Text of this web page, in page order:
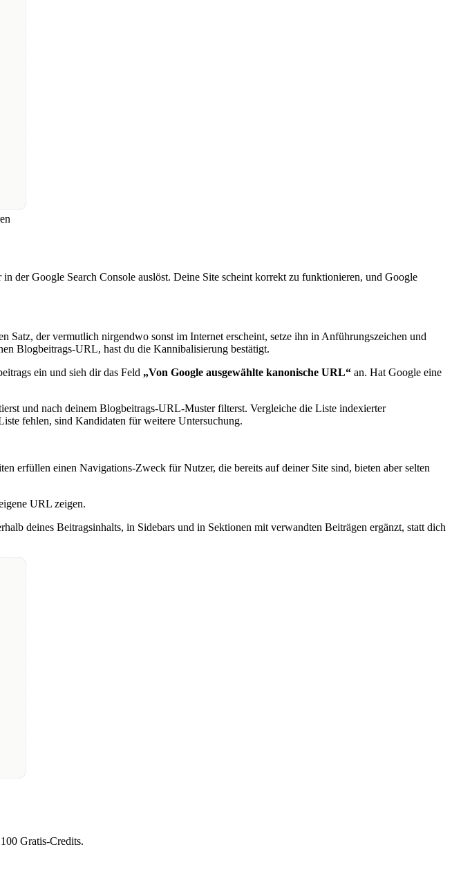
der Google Search Console auslöst. Deine Site scheint korrekt zu funktionieren, und Google
Satz, der vermutlich nirgendwo sonst im Internet erscheint, setze ihn in Anführungszeichen und
Blogbeitrags-URL, hast du die Kannibalisierung bestätigt.
ein und sieh dir das Feld „Von Google ausgewählte kanonische URL“ an. Hat Google eine
und nach deinem Blogbeitrags-URL-Muster filterst. Vergleiche die Liste indexierter
fehlen, sind Kandidaten für weitere Untersuchung.
erfüllen einen Navigations-Zweck für Nutzer, die bereits auf deiner Site sind, bieten aber selten
URL zeigen.
deines Beitragsinhalts, in Sidebars und in Sektionen mit verwandten Beiträgen ergänzt, statt dich
Gratis-Credits.